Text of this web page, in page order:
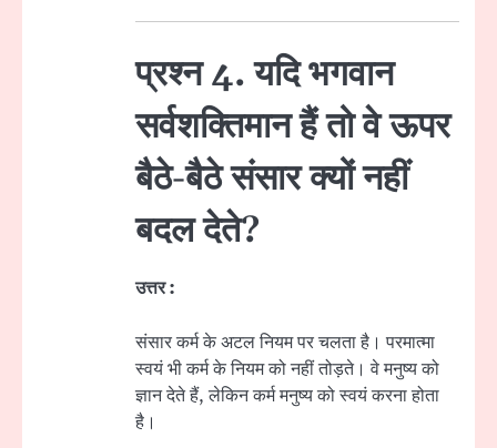
प्रश्न 4. यदि भगवान
सर्वशक्तिमान हैं तो वे ऊपर
बैठे-बैठे संसार क्यों नहीं
बदल देते?
उत्तर :
संसार कर्म के अटल नियम पर चलता है। परमात्मा
स्वयं भी कर्म के नियम को नहीं तोड़ते। वे मनुष्य को
ज्ञान देते हैं, लेकिन कर्म मनुष्य को स्वयं करना होता
है।